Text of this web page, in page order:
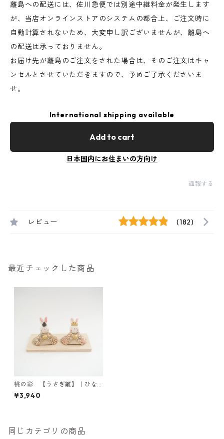
離島への配送には、佐川急便では別途中継料金が発生します
が、当店オンラインストアのシステムの都合上、ご注文時に
自動計算されないため、大変申し訳ございませんが、離島へ
の配送は承っておりません。
お届け先が離島のご注文をされた場合は、そのご注文はキャ
ンセルとさせていただきますので、予めご了承くださいま
せ。
International shipping available
Add to cart
日本国内にお住まいの方向け
通報する
レビュー (182)
最近チェックした商品
桃の彩 【うさぎ雛】｜ひな
祭り
¥3,940
同じカテゴリの商品